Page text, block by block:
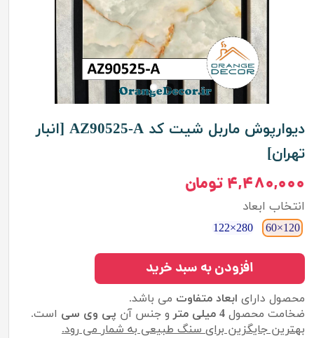
دیوارپوش ماربل شیت کد AZ90525-A [انبار
تهران]
۴,۴۸۰,۰۰۰ تومان
محصول دارای ابعاد متفاوت می باشد.
ضخامت محصول 4 میلی متر و جنس آن پی وی سی است.
بهترین جایگزین برای سنگ طبیعی به شمار می رود.
انتخاب ابعاد
120×60
280×122
افزودن به سبد خرید